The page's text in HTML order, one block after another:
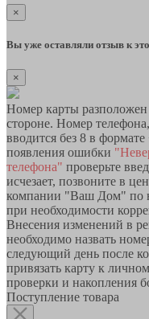
×
Вы уже оставляли отзыв к
×
Номер карты
стороне. Номер
вводится без 8 в
появления ошибки
телефона" проверьте
исчезает, позвоните в
компании "Ваш Дом" по
при необходимости
Внесения изменений в
необходимо назвать
следующий день после
привязать карту к
проверки и накопления
Поступление товара